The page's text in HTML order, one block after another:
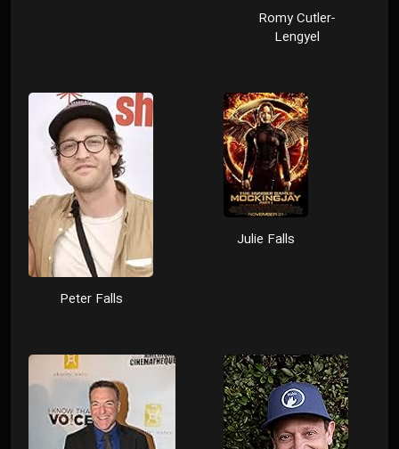
Romy Cutler-
Lengyel
Julie Falls
Peter Falls